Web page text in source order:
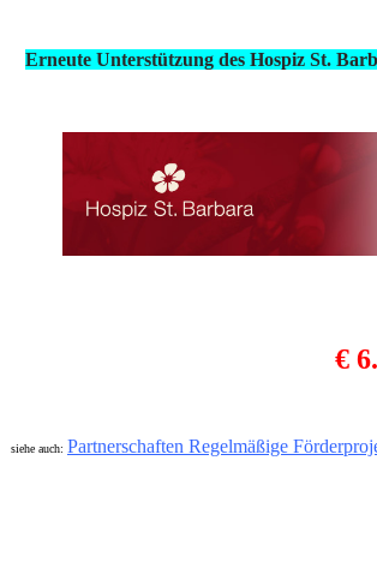
Erneute Unterstützung des Hospiz St.
€
siehe auch: Partnerschaften Regelmäßige